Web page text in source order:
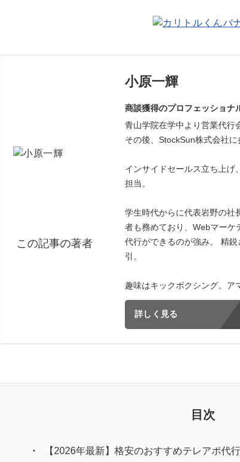
この記事の著者
小原一輝
商談獲得のプロフェッショナ
青山学院在学中より営業代行
その後、StockSun株式会社に
インサイドセールス立ち上げ
担当。
学生時代からに代表岩野の社
者も務めており、Webマーケ
代行ができるのが強み。 精
引。
趣味はキックボクシング。ア
詳しく見る
目次
【2026年最新】格安のおすすめテレアポ代